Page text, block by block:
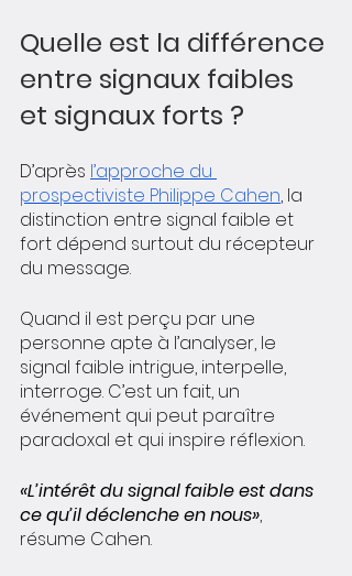
Quelle est la différence
entre signaux faibles
et signaux forts ?
D’après l’approche du
prospectiviste Philippe Cahen, la
distinction entre signal faible et
fort dépend surtout du récepteur
du message.
Quand il est perçu par une
personne apte à l’analyser, le
signal faible intrigue, interpelle,
interroge. C’est un fait, un
événement qui peut paraître
paradoxal et qui inspire réflexion.
«L’intérêt du signal faible est dans
ce qu’il déclenche en nous»,
résume Cahen.